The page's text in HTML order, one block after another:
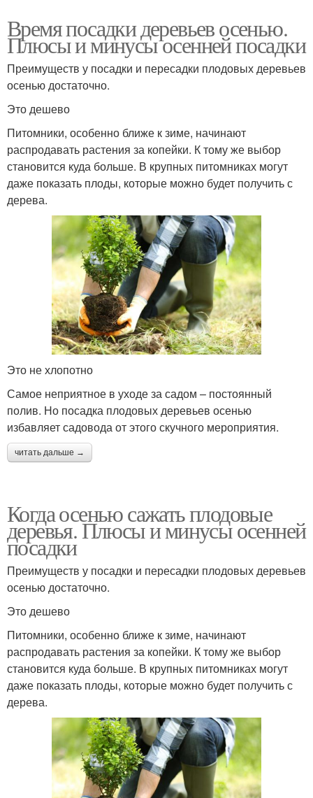
Время посадки деревьев осенью.
Плюсы и минусы осенней посадки
Преимуществ у посадки и пересадки плодовых деревьев
осенью достаточно.
Это дешево
Питомники, особенно ближе к зиме, начинают
распродавать растения за копейки. К тому же выбор
становится куда больше. В крупных питомниках могут
даже показать плоды, которые можно будет получить с
дерева.
Это не хлопотно
Самое неприятное в уходе за садом – постоянный
полив. Но посадка плодовых деревьев осенью
избавляет садовода от этого скучного мероприятия.
читать дальше →
Когда осенью сажать плодовые
деревья. Плюсы и минусы осенней
посадки
Преимуществ у посадки и пересадки плодовых деревьев
осенью достаточно.
Это дешево
Питомники, особенно ближе к зиме, начинают
распродавать растения за копейки. К тому же выбор
становится куда больше. В крупных питомниках могут
даже показать плоды, которые можно будет получить с
дерева.